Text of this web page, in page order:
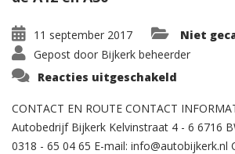
11 september 2017
Niet
Gepost door Bijkerk beheerder
Reacties uitgeschakeld
CONTACT EN ROUTE CONTACT
Autobedrijf Bijkerk Kelvinstraat 4 - 6 6716
0318 - 65 04 65 E-mail: info@autobijkerk.nl